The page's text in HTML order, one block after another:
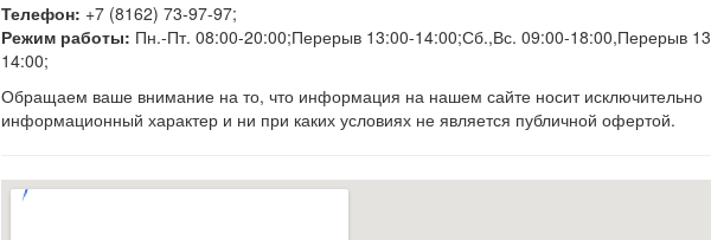
Телефон: +7 (8162) 73-97-97;
Режим работы: Пн.-Пт. 08:00-20:00;Перерыв 13:00-14:00;Сб.,Вс. 09:00-18:00,Перерыв
14:00;
Обращаем ваше внимание на то, что информация на нашем сайте носит исключительно
информационный характер и ни при каких условиях не является публичной офертой.